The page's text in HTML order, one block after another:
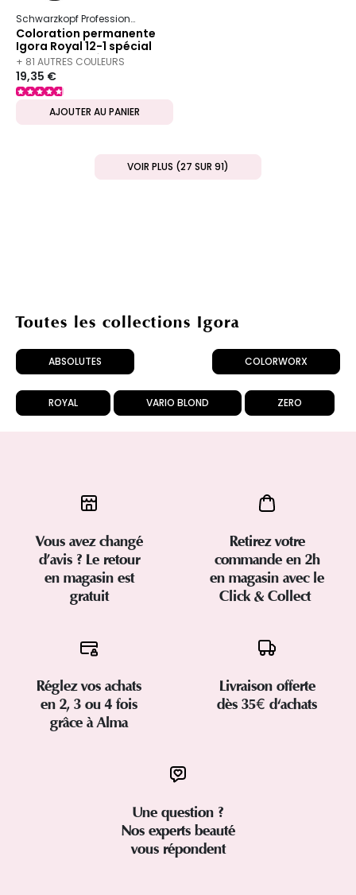
Schwarzkopf Professional
Coloration permanente
Igora Royal 12-1 spécial
blonde cendré
+ 81 AUTRES COULEURS
DISPONIBLES
19,35 €
AJOUTER AU PANIER
VOIR PLUS (27 SUR 91)
Toutes les collections Igora
ABSOLUTES COLORWORX
ROYAL VARIO BLOND ZERO
Vous avez changé
d’avis ? Le retour
en magasin est
gratuit
Retirez votre
commande en 2h
en magasin avec le
Click & Collect
Réglez vos achats
en 2, 3 ou 4 fois
grâce à Alma
Livraison offerte
dès 35€ d'achats
Une question ?
Nos experts beauté
vous répondent